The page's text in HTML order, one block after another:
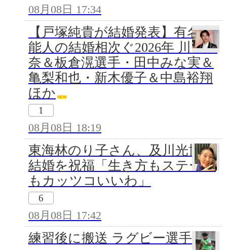
08月08日 17:34
【戸塚純貴が結婚発表】有名芸
能人の結婚相次ぐ2026年 川口春
奈＆板倉滉選手・田中みな実＆
亀梨和也・新木優子＆中島裕翔
ほか
1
08月08日 18:19
東海林のり子さん、及川光博の
結婚を祝福「生き方もステージ
もカッツコいいわ」
6
08月08日 17:42
練習後に搬送 ラグビー選手死去